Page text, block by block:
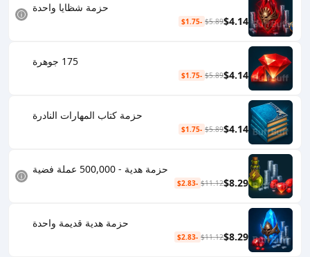
حزمة شظايا واحدة
$4.14
$5.89
-$1.75
175 جوهرة
$4.14
$5.89
-$1.75
حزمة كتاب المهارات النادرة
$4.14
$5.89
-$1.75
حزمة هدية - 500,000 عملة فضية
$8.29
$11.12
-$2.83
حزمة هدية قديمة واحدة
$8.29
$11.12
-$2.83